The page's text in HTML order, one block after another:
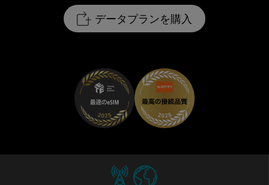
データプランを購入